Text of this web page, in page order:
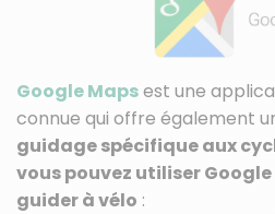
Google Mapsest une
connue qui offre également
guidage spécifique aux
vous pouvez utiliser
guider à vélo :